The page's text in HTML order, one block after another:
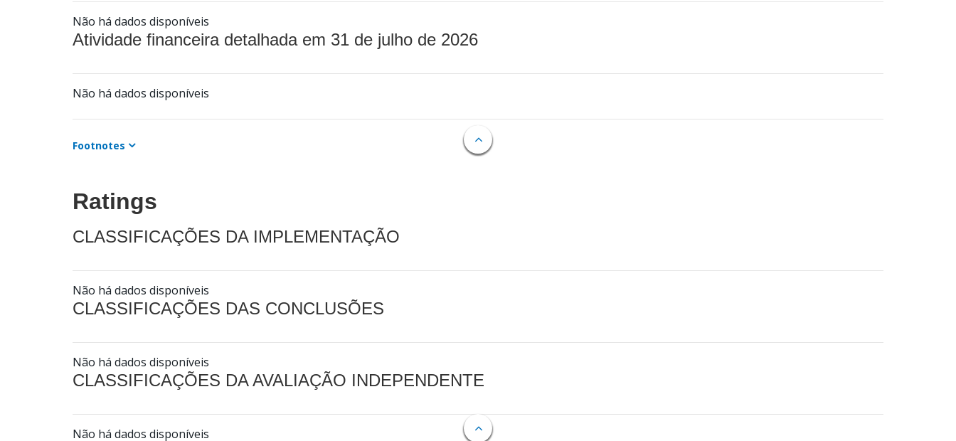
Não há dados disponíveis
Atividade financeira detalhada em 31 de julho de 2026
Não há dados disponíveis
Footnotes
Ratings
CLASSIFICAÇÕES DA IMPLEMENTAÇÃO
Não há dados disponíveis
CLASSIFICAÇÕES DAS CONCLUSÕES
Não há dados disponíveis
CLASSIFICAÇÕES DA AVALIAÇÃO INDEPENDENTE
Não há dados disponíveis